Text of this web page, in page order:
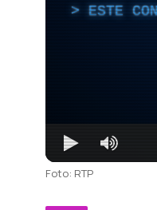
ESTE
Foto: RTP